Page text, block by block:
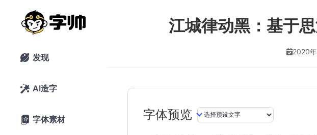
 发现
 AI造字
 字体素材
江城律动黑：基于
2020
字体预览